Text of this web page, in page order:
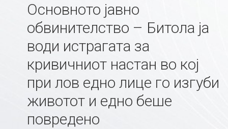
Основното јавно
обвинителство – Битола ја
води истрагата за
кривичниот настан во кој
при лов едно лице го изгуби
животот и едно беше
повредено